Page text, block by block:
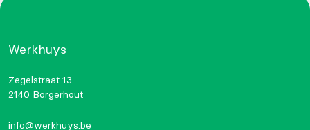
Werkhuys
Zegelstraat 13
2140 Borgerhout
info@werkhuys.be